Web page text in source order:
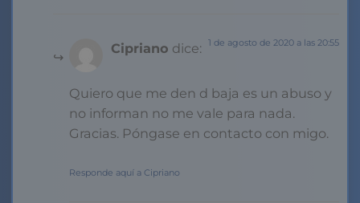
Cipriano dice: 1 de agosto de 2020 a las 20:55
Quiero que me den d baja es un abuso y
no informan no me vale para nada.
Gracias. Póngase en contacto con migo.
Responde aquí a Cipriano